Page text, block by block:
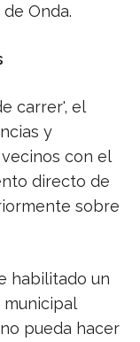
Onda.
carrer', el
y
con el
directo de
sobre
habilitado un
pueda hacer